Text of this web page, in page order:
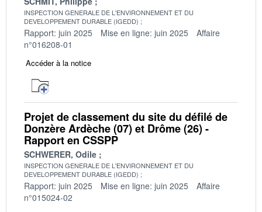
INSPECTION GENERALE DE L'ENVIRONNEMENT ET DU
DEVELOPPEMENT DURABLE (IGEDD)
Rapport: juin 2025 Mise en ligne: juin 2025
Affaire
n°016208-01
Accéder à la notice
Projet de classement du site du défilé de
Donzère Ardèche (07) et Drôme (26) -
Rapport en CSSPP
SCHWERER, Odile
INSPECTION GENERALE DE L'ENVIRONNEMENT ET DU
DEVELOPPEMENT DURABLE (IGEDD)
Rapport: juin 2025 Mise en ligne: juin 2025
Affaire
n°015024-02